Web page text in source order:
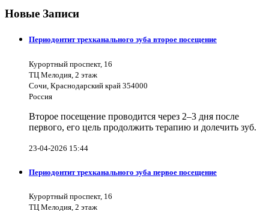
Новые Записи
Периодонтит трехканального зуба второе посещение
Курортный проспект, 16
ТЦ Мелодия, 2 этаж
Сочи, Краснодарский край 354000
Россия
Второе посещение проводится через 2–3 дня после
первого, его цель продолжить терапию и долечить зуб.
23-04-2026 15:44
Периодонтит трехканального зуба первое посещение
Курортный проспект, 16
ТЦ Мелодия, 2 этаж